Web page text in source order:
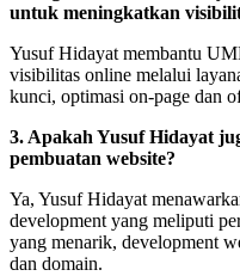
untuk meningkatkan
Yusuf Hidayat membantu
visibilitas online melalui
kunci, optimasi on-page dan
3. Apakah Yusuf Hidayat
pembuatan website?
Ya, Yusuf Hidayat
development yang meliputi
yang menarik, development
dan domain.